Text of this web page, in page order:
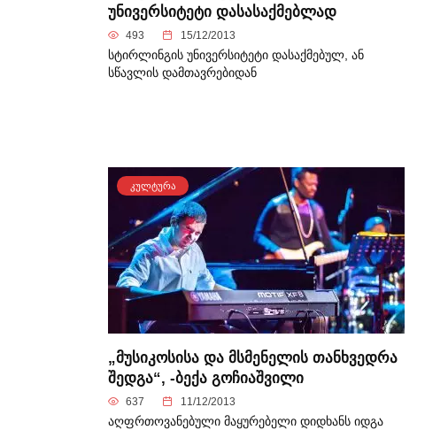
უნივერსიტეტი დასასაქმებლად
493 15/12/2013
სტირლინგის უნივერსიტეტი დასაქმებულ, ან
სწავლის დამთავრებიდან
ᲙᲣᲚᲢᲣᲠᲐ
„მუსიკოსისა და მსმენელის თანხვედრა
შედგა“, -ბექა გოჩიაშვილი
637 11/12/2013
აღფრთოვანებული მაყურებელი დიდხანს იდგა